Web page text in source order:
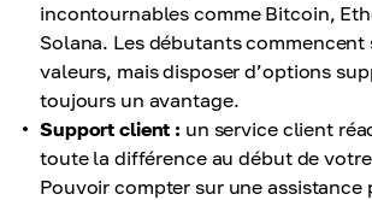
incontournables comme Bitcoin,
Solana. Les débutants commencent
valeurs, mais disposer d’options
toujours un avantage.
Support client : un service client
toute la différence au début de
Pouvoir compter sur une assistance